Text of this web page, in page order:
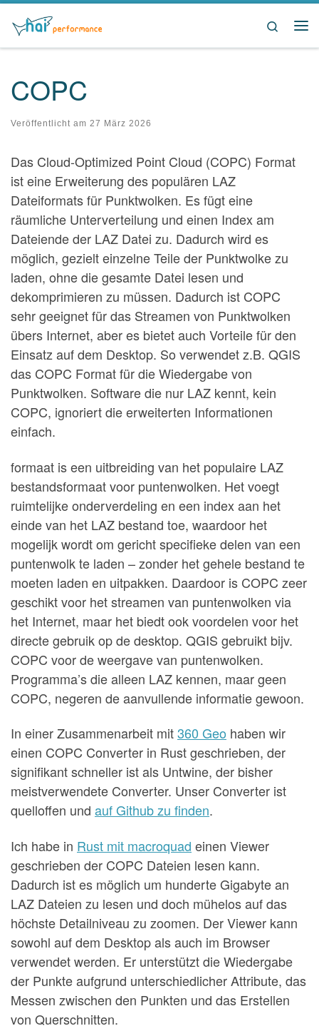
Zum Inhalt springen
Search
COPC
Veröffentlicht am 27 März 2026
Das Cloud-Optimized Point Cloud (COPC) Format
ist eine Erweiterung des populären LAZ
Dateiformats für Punktwolken. Es fügt eine
räumliche Unterverteilung und einen Index am
Dateiende der LAZ Datei zu. Dadurch wird es
möglich, gezielt einzelne Teile der Punktwolke zu
laden, ohne die gesamte Datei lesen und
dekomprimieren zu müssen. Dadurch ist COPC
sehr geeignet für das Streamen von Punktwolken
übers Internet, aber es bietet auch Vorteile für den
Einsatz auf dem Desktop. So verwendet z.B. QGIS
das COPC Format für die Wiedergabe von
Punktwolken. Software die nur LAZ kennt, kein
COPC, ignoriert die erweiterten Informationen
einfach.
formaat is een uitbreiding van het populaire LAZ
bestandsformaat voor puntenwolken. Het voegt
ruimtelijke onderverdeling en een index aan het
einde van het LAZ bestand toe, waardoor het
mogelijk wordt om gericht specifieke delen van een
puntenwolk te laden – zonder het gehele bestand te
moeten laden en uitpakken. Daardoor is COPC zeer
geschikt voor het streamen van puntenwolken via
het Internet, maar het biedt ook voordelen voor het
directe gebruik op de desktop. QGIS gebruikt bijv.
COPC voor de weergave van puntenwolken.
Programma’s die alleen LAZ kennen, maar geen
COPC, negeren de aanvullende informatie gewoon.
In einer Zusammenarbeit mit360 Geo haben wir
einen COPC Converter in Rust geschrieben, der
signifikant schneller ist als Untwine, der bisher
meistverwendete Converter. Unser Converter ist
quelloffen und auf Github zu finden.
Ich habe in Rust mit macroquad einen Viewer
geschrieben der COPC Dateien lesen kann.
Dadurch ist es möglich um hunderte Gigabyte an
LAZ Dateien zu lesen und doch mühelos auf das
höchste Detailniveau zu zoomen. Der Viewer kann
sowohl auf dem Desktop als auch im Browser
verwendet werden. Er unterstützt die Wiedergabe
der Punkte aufgrund unterschiedlicher Attribute, das
Messen zwischen den Punkten und das Erstellen
von Querschnitten.